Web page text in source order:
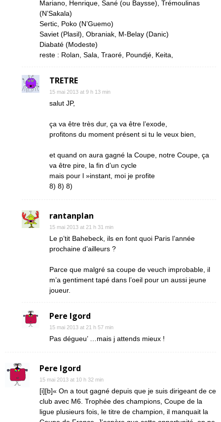
Mariano, Henrique, Sané (ou Baysse), Trémoulinas
(N’Sakala)
Sertic, Poko (N’Guemo)
Saviet (Plasil), Obraniak, M-Belay (Danic)
Diabaté (Modeste)
reste : Rolan, Sala, Traoré, Poundjé, Keita,
TRETRE
15 mai 2013 at 9 h 13 min
salut JP,
ça va être très dur, ça va être l’exode,
profitons du moment présent si tu le veux bien,
et quand on aura gagné la Coupe, notre Coupe, ça
va être pire, la fin d’un cycle
mais pour l »instant, moi je profite
8) 8) 8)
rantanplan
15 mai 2013 at 21 h 31 min
Le p’tit Bahebeck, ils en font quoi Paris l’année
prochaine d’ailleurs ?
Parce que malgré sa coupe de veuch improbable, il
m’a gentiment tapé dans l’oeil pour un aussi jeune
joueur.
Pere Igord
15 mai 2013 at 21 h 57 min
Pas dégueu’ …mais j attends mieux !
Pere Igord
15 mai 2013 at 10 h 32 min
[i][b]« On a tout gagné depuis que je suis dirigeant de ce
club avec M6. Trophée des champions, Coupe de la
ligue plusieurs fois, le titre de champion, il manquait la